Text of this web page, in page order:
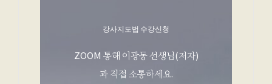
강사지도법 수강신청
ZOOM 통해 이광동 선생님(저자)
과 직접 소통하세요.